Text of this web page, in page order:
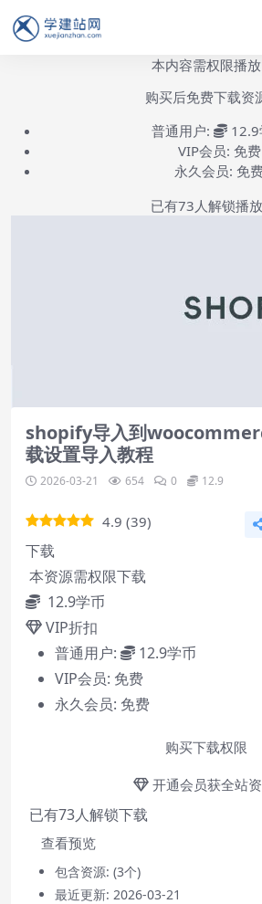
本内容需权限播放
购买后免费下载资
普通用户:
12.9
VIP会员: 免费
永久会员: 免
已有73 人解锁播放
shopify导入到
载设置导入教程
2026-03-21 654 0 12.9
4.9 (39)
下载
本资源需权限下载
12.9学币
VIP折扣
普通用户:
12.9学币
VIP会员: 免费
永久会员: 免费
购买下载权限
开通会员获全站
已有73人解锁下载
查看预览
包含资源: (3个)
最近更新: 2026-03-21